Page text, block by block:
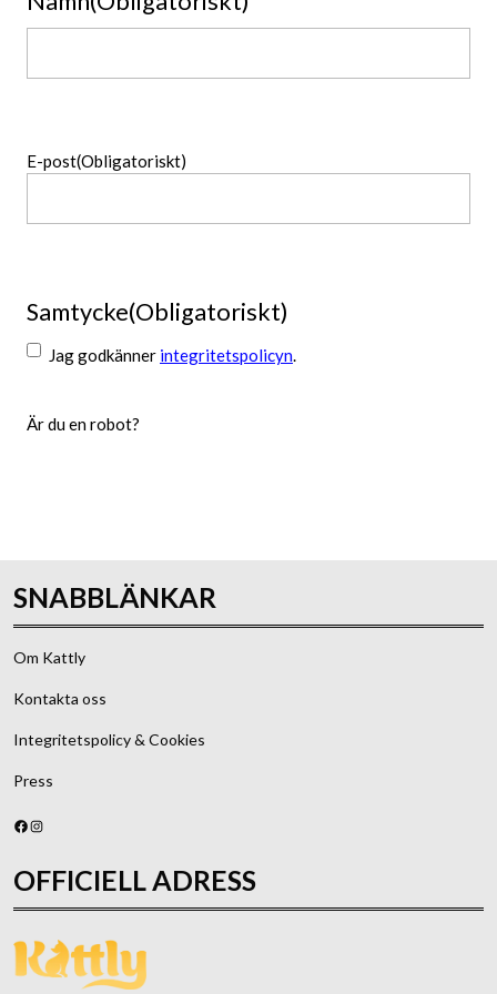
E-post(Obligatoriskt)
Samtycke(Obligatoriskt)
Jag godkänner integritetspolicyn.
Är du en robot?
SNABBLÄNKAR
Om Kattly
Kontakta oss
Integritetspolicy & Cookies
Press
Facebook
Instagram
OFFICIELL ADRESS